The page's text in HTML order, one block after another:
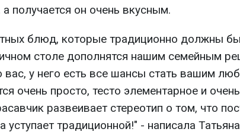
а получается он очень вкусным.
блюд, которые традиционно должны
столе дополнятся нашим семейным
у него есть все шансы стать вашим
очень просто, тесто элементарное и
развеивает стереотип о том, что
уступает традиционной!" - написала